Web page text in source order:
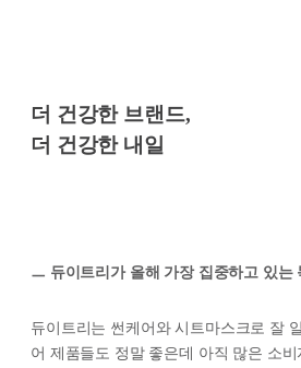
더 건강한 브랜드,
더 건강한 내일
ㅡ 듀이트리가 올해 가장 집중하고 있는
듀이트리는 썬케어와 시트마스크로 잘
어 제품들도 정말 좋은데 아직 많은 소